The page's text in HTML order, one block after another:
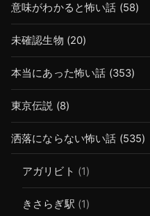
意味がわかると怖い話 (58)
未確認生物 (20)
本当にあった怖い話 (353)
東京伝説 (8)
洒落にならない怖い話 (535)
アガリビト (1)
きさらぎ駅 (1)